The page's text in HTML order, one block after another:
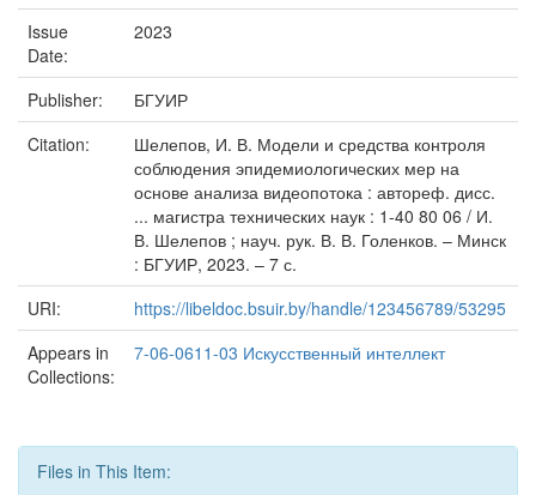
Issue
Date:
2023
Publisher:
БГУИР
Citation:
Шелепов, И. В. Модели и средства контроля
соблюдения эпидемиологических мер на
основе анализа видеопотока : автореф. дисс.
... магистра технических наук : 1-40 80 06 / И.
В. Шелепов ; науч. рук. В. В. Голенков. – Минск
: БГУИР, 2023. – 7 с.
URI:
https://libeldoc.bsuir.by/handle/123456789/53295
Appears in
Collections:
7-06-0611-03 Искусственный интеллект
Files in This Item: